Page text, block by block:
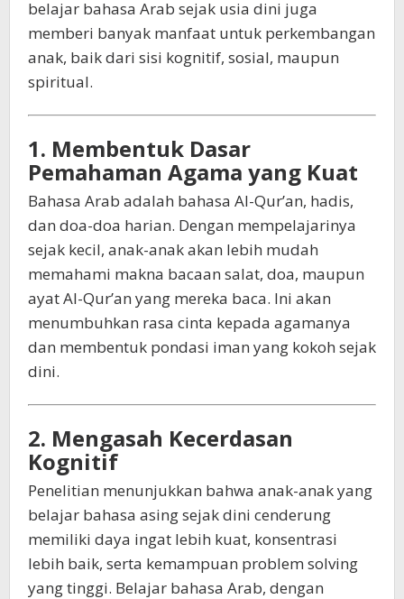
belajar bahasa Arab sejak usia dini juga
memberi banyak manfaat untuk perkembangan
anak, baik dari sisi kognitif, sosial, maupun
spiritual.
1. Membentuk Dasar
Pemahaman Agama yang Kuat
Bahasa Arab adalah bahasa Al-Qur’an, hadis,
dan doa-doa harian. Dengan mempelajarinya
sejak kecil, anak-anak akan lebih mudah
memahami makna bacaan salat, doa, maupun
ayat Al-Qur’an yang mereka baca. Ini akan
menumbuhkan rasa cinta kepada agamanya
dan membentuk pondasi iman yang kokoh sejak
dini.
2. Mengasah Kecerdasan
Kognitif
Penelitian menunjukkan bahwa anak-anak yang
belajar bahasa asing sejak dini cenderung
memiliki daya ingat lebih kuat, konsentrasi
lebih baik, serta kemampuan problem solving
yang tinggi. Belajar bahasa Arab, dengan